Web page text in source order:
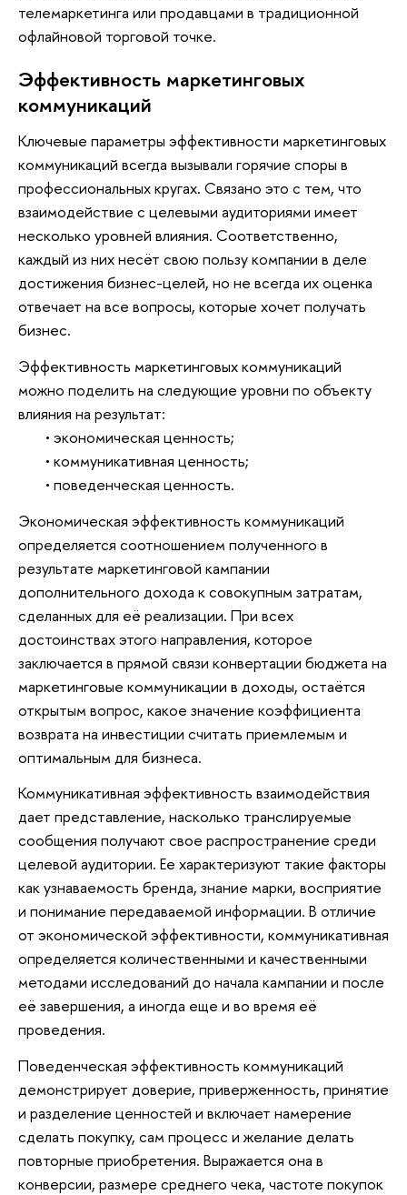
телемаркетинга или продавцами в традиционной
офлайновой торговой точке.
Эффективность маркетинговых
коммуникаций
Ключевые параметры эффективности маркетинговых
коммуникаций всегда вызывали горячие споры в
профессиональных кругах. Связано это с тем, что
взаимодействие с целевыми аудиториями имеет
несколько уровней влияния. Соответственно,
каждый из них несёт свою пользу компании в деле
достижения бизнес-целей, но не всегда их оценка
отвечает на все вопросы, которые хочет получать
бизнес.
Эффективность маркетинговых коммуникаций
можно поделить на следующие уровни по объекту
влияния на результат:
• экономическая ценность;
• коммуникативная ценность;
• поведенческая ценность.
Экономическая эффективность коммуникаций
определяется соотношением полученного в
результате маркетинговой кампании
дополнительного дохода к совокупным затратам,
сделанных для её реализации. При всех
достоинствах этого направления, которое
заключается в прямой связи конвертации бюджета на
маркетинговые коммуникации в доходы, остаётся
открытым вопрос, какое значение коэффициента
возврата на инвестиции считать приемлемым и
оптимальным для бизнеса.
Коммуникативная эффективность взаимодействия
дает представление, насколько транслируемые
сообщения получают свое распространение среди
целевой аудитории. Ее характеризуют такие факторы
как узнаваемость бренда, знание марки, восприятие
и понимание передаваемой информации. В отличие
от экономической эффективности, коммуникативная
определяется количественными и качественными
методами исследований до начала кампании и после
её завершения, а иногда еще и во время её
проведения.
Поведенческая эффективность коммуникаций
демонстрирует доверие, приверженность, принятие
и разделение ценностей и включает намерение
сделать покупку, сам процесс и желание делать
повторные приобретения. Выражается она в
конверсии, размере среднего чека, частоте покупок